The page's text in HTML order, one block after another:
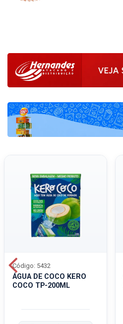
ÁGUA DE COCO KERO
COCO TP-200ML
Código: 5432